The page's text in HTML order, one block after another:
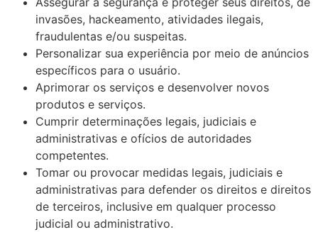
invasões, hackeamento, atividades ilegais,
fraudulentas e/ou suspeitas.
Personalizar sua experiência por meio de anúncios
específicos para o usuário.
Aprimorar os serviços e desenvolver novos
produtos e serviços.
Cumprir determinações legais, judiciais e
administrativas e ofícios de autoridades
competentes.
Tomar ou provocar medidas legais, judiciais e
administrativas para defender os direitos e direitos
de terceiros, inclusive em qualquer processo
judicial ou administrativo.